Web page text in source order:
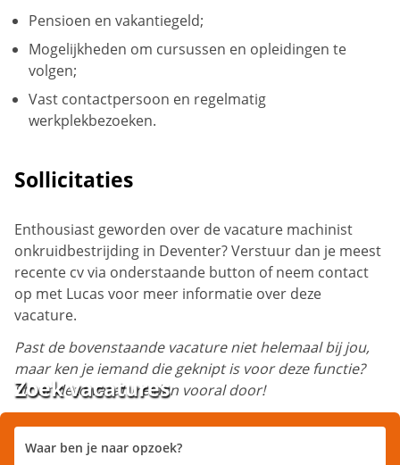
Pensioen en vakantiegeld;
Mogelijkheden om cursussen en opleidingen te
volgen;
Vast contactpersoon en regelmatig
werkplekbezoeken.
Sollicitaties
Enthousiast geworden over de vacature machinist
onkruidbestrijding in Deventer? Verstuur dan je meest
recente cv via onderstaande button of neem contact
op met Lucas voor meer informatie over deze
vacature.
Past de bovenstaande vacature niet helemaal bij jou,
maar ken je iemand die geknipt is voor deze functie?
Stuur deze vacature dan vooral door!
Zoek vacatures